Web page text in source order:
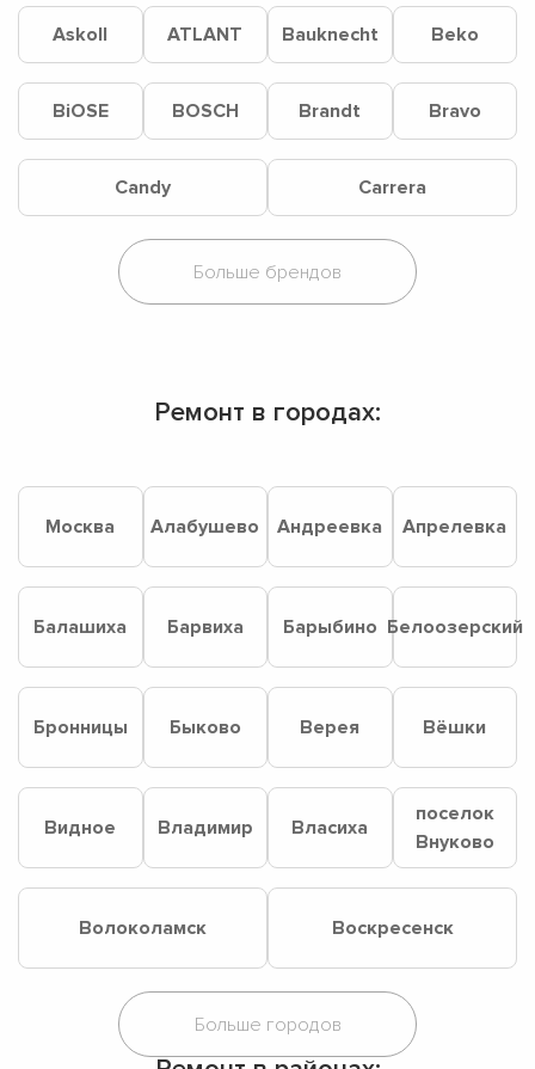
Askoll ATLANT Bauknecht Beko
BiOSE BOSCH Brandt Bravo
Candy Carrera
Ремонт в городах:
Москва Алабушево Андреевка Апрелевка
Балашиха Барвиха Барыбино Белоозерский
Бронницы Быково Верея Вёшки
Видное Владимир Власиха
поселок
Внуково
Волоколамск Воскресенск